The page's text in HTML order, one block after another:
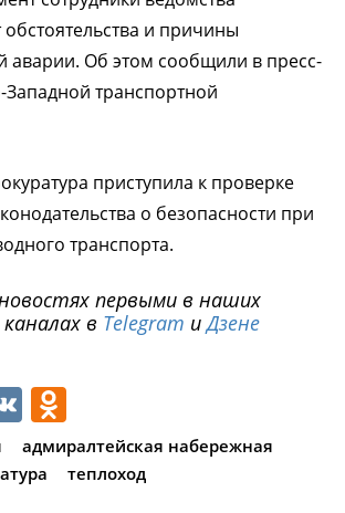
и причины
Об этом сообщили в пресс-
транспортной
приступила к проверке
о безопасности при
транспорта.
первыми в наших
в Telegram иДзене
VK
адмиралтейская набережная
теплоход